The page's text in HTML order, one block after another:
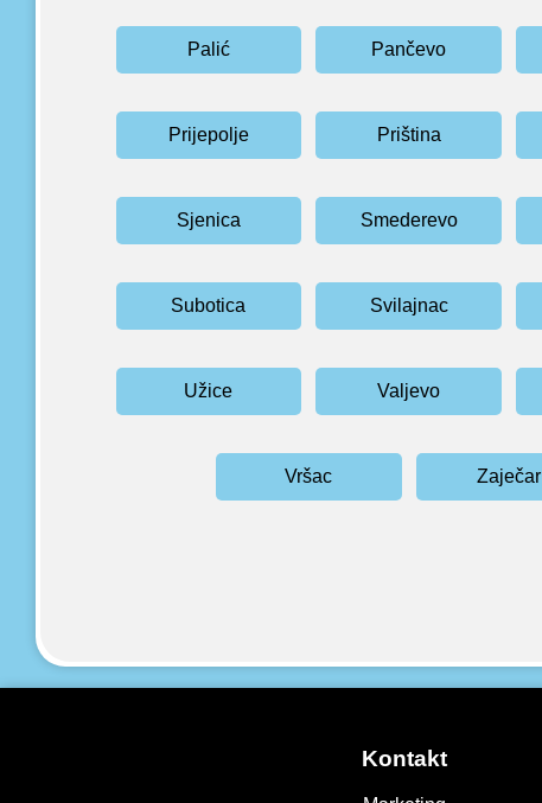
Palić Pančevo
Prijepolje Priština
Sjenica Smederevo
Subotica Svilajnac
Užice Valjevo
Vršac Zaječar
Kontakt